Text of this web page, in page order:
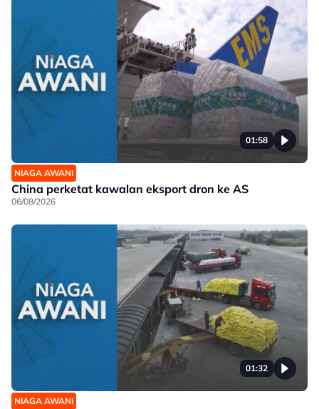
01:58
NIAGA AWANI
China perketat kawalan eksport dron ke AS
06/08/2026
01:32
NIAGA AWANI